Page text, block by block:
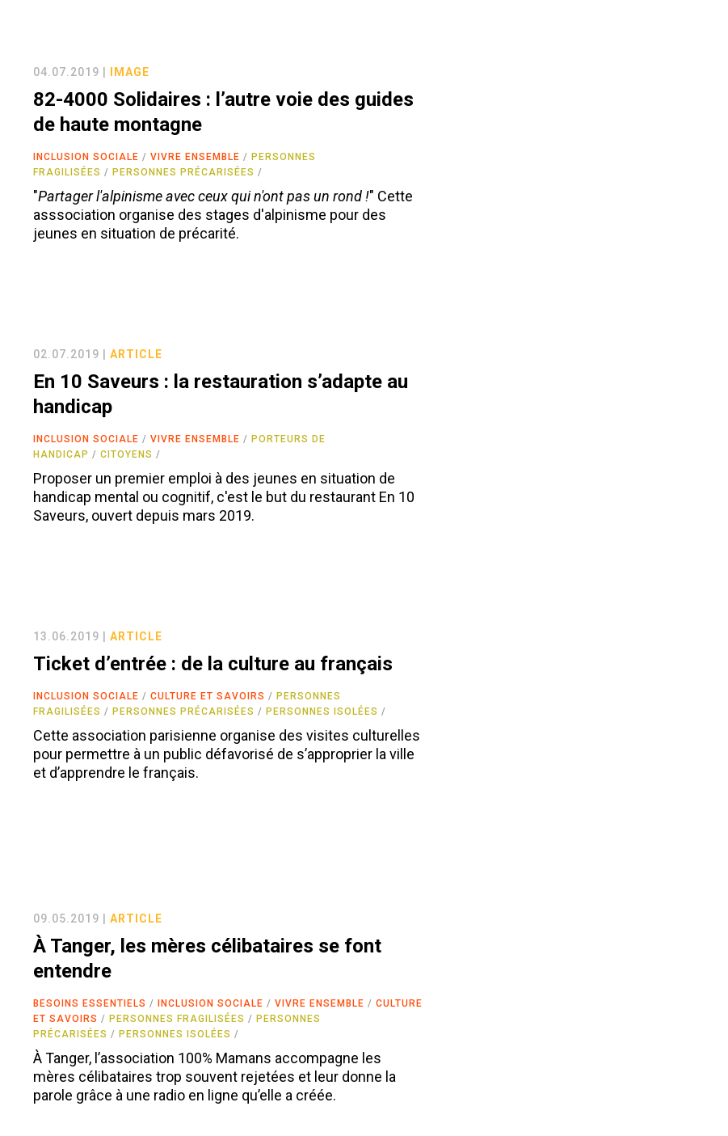
04.07.2019 | IMAGE
82-4000 Solidaires : l’autre voie des guides
de haute montagne
INCLUSION SOCIALE VIVRE ENSEMBLE
PERSONNES
FRAGILISÉES
PERSONNES PRÉCARISÉES
"Partager l'alpinisme avec ceux qui n'ont pas un rond !" Cette
asssociation organise des stages d'alpinisme pour des
jeunes en situation de précarité.
02.07.2019 |ARTICLE
En 10 Saveurs : la restauration s’adapte au
handicap
INCLUSION SOCIALE VIVRE ENSEMBLE
PORTEURS DE
HANDICAP
CITOYENS
Proposer un premier emploi à des jeunes en situation de
handicap mental ou cognitif, c'est le but du restaurant En 10
Saveurs, ouvert depuis mars 2019.
13.06.2019 |ARTICLE
Ticket d’entrée : de la culture au français
INCLUSION SOCIALE CULTURE ET SAVOIRS
PERSONNES
FRAGILISÉES
PERSONNES PRÉCARISÉES PERSONNES ISOLÉES
Cette association parisienne organise des visites culturelles
pour permettre à un public défavorisé de s’approprier la ville
et d’apprendre le français.
09.05.2019 |ARTICLE
À Tanger, les mères célibataires se font
entendre
BESOINS ESSENTIELS INCLUSION SOCIALE VIVRE ENSEMBLE
CULTURE
ET SAVOIRS
PERSONNES FRAGILISÉES
PERSONNES
PRÉCARISÉES
PERSONNES ISOLÉES
À Tanger, l’association 100% Mamans accompagne les
mères célibataires trop souvent rejetées et leur donne la
parole grâce à une radio en ligne qu’elle a créée.